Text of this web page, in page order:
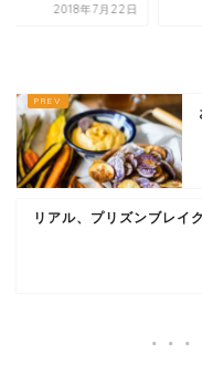
2018年7月22日
リアル、プリズンブレイク